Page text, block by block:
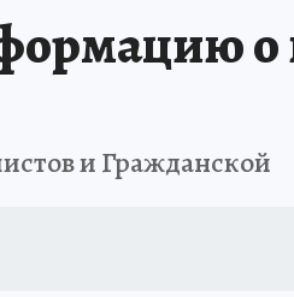
и Гражданской